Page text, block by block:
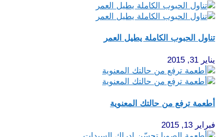
تناول الحبوب الكاملة يطيل العمر
يناير 31, 2015
أطعمة ترفع من حالتك المعنوية
فبراير 13, 2015